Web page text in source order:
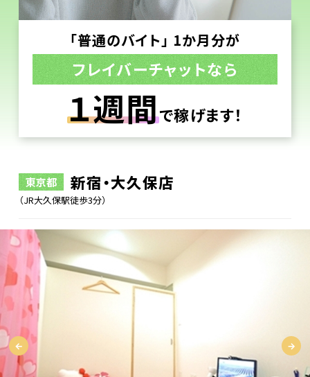
「普通のバイト」 1か月分が
フレイバーチャットなら
１週間で稼げます！
東京都 新宿・大久保店
（JR大久保駅徒歩3分）